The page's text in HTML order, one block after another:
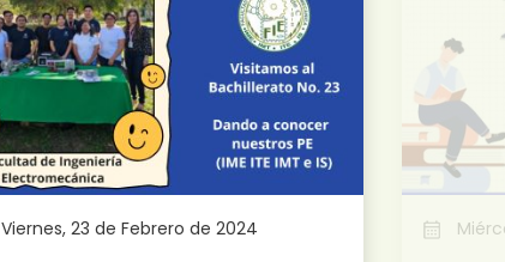
Viernes, 23 de Febrero de 2024